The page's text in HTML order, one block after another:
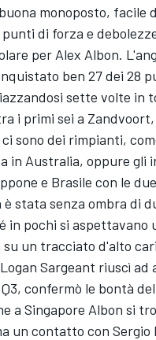
monoposto, facile
di forza e
per Alex Albon.
ben 27 dei 28
sette volte in
i primi sei a Zandvoort,
ci sono dei rimpianti,
in Australia, oppure gli
e Brasile con le
stata senza ombra di
in pochi si aspettavano
un tracciato d'alto
Sargeant riuscì ad
confermò le bontà
a Singapore Albon si
un contatto con Sergio